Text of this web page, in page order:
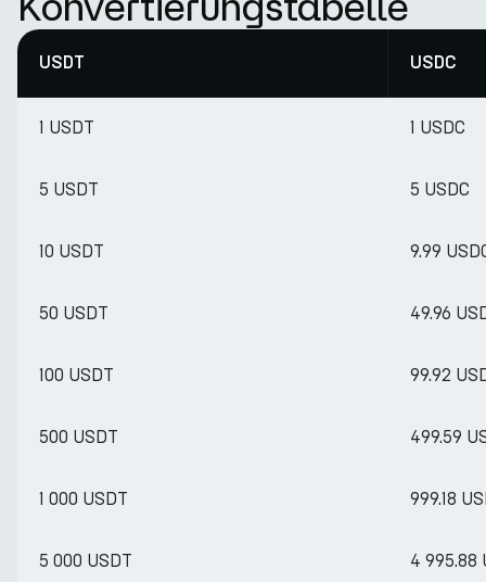
USDT USDC
1 USDT 1 USDC
5 USDT 5 USDC
10 USDT 9.99
50 USDT 49.96
100 USDT 99.92
500 USDT 499.59
1 000 USDT 999.18
5 000 USDT 4 995.88